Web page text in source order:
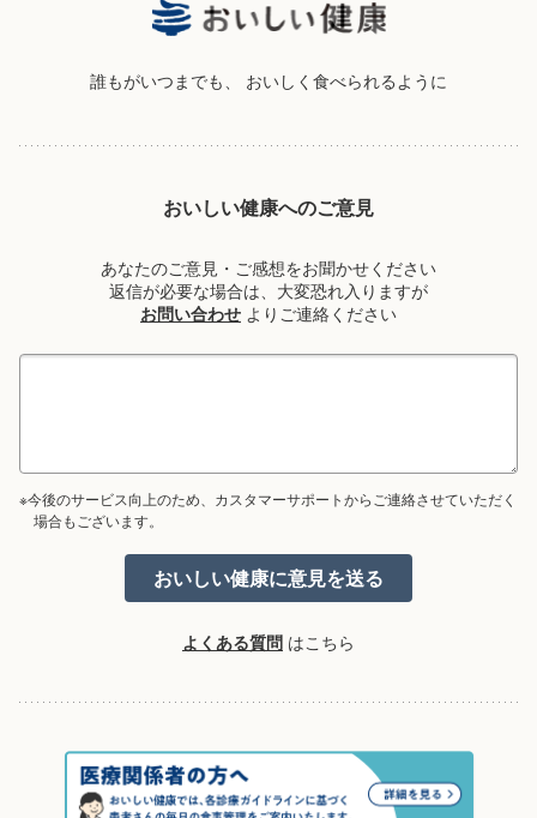
誰もがいつまでも、 おいしく食べられるように
おいしい健康へのご意見
あなたのご意見・ご感想をお聞かせください
返信が必要な場合は、大変恐れ入りますが
お問い合わせ よりご連絡ください
※今後のサービス向上のため、カスタマーサポートからご連絡させていただく
場合もございます。
よくある質問 はこちら